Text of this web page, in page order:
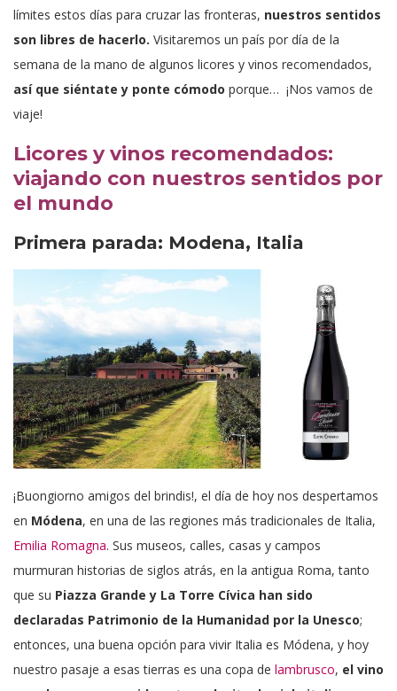
límites estos días para cruzar las fronteras, nuestros sentidos
son libres de hacerlo. Visitaremos un país por día de la
semana de la mano de algunos licores y vinos recomendados,
así que siéntate y ponte cómodo porque… ¡Nos vamos de
viaje!
Licores y vinos recomendados:
viajando con nuestros sentidos por
el mundo
Primera parada: Modena, Italia
¡Buongiorno amigos del brindis!, el día de hoy nos despertamos
en Módena, en una de las regiones más tradicionales de Italia,
Emilia Romagna. Sus museos, calles, casas y campos
murmuran historias de siglos atrás, en la antigua Roma, tanto
que su Piazza Grande y La Torre Cívica han sido
declaradas Patrimonio de la Humanidad por la Unesco;
entonces, una buena opción para vivir Italia es Módena, y hoy
nuestro pasaje a esas tierras es una copa de lambrusco, el vino